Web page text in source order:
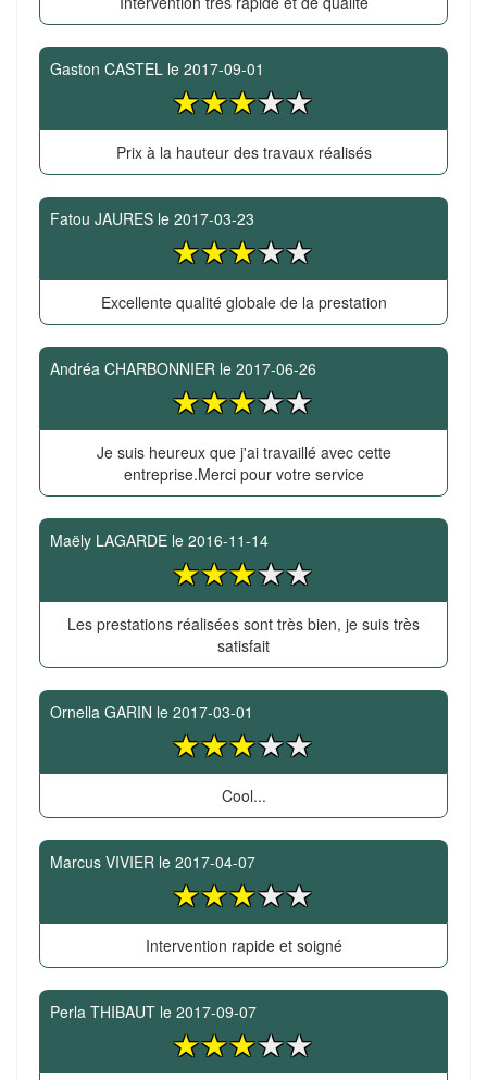
Gaston CASTEL le 2017-09-01
Prix à la hauteur des travaux réalisés
Fatou JAURES le 2017-03-23
Excellente qualité globale de la prestation
Andréa CHARBONNIER le 2017-06-26
Je suis heureux que j'ai travaillé avec cette
entreprise.Merci pour votre service
Maëly LAGARDE le 2016-11-14
Les prestations réalisées sont très bien, je suis très
satisfait
Ornella GARIN le 2017-03-01
Cool...
Marcus VIVIER le 2017-04-07
Intervention rapide et soigné
Perla THIBAUT le 2017-09-07